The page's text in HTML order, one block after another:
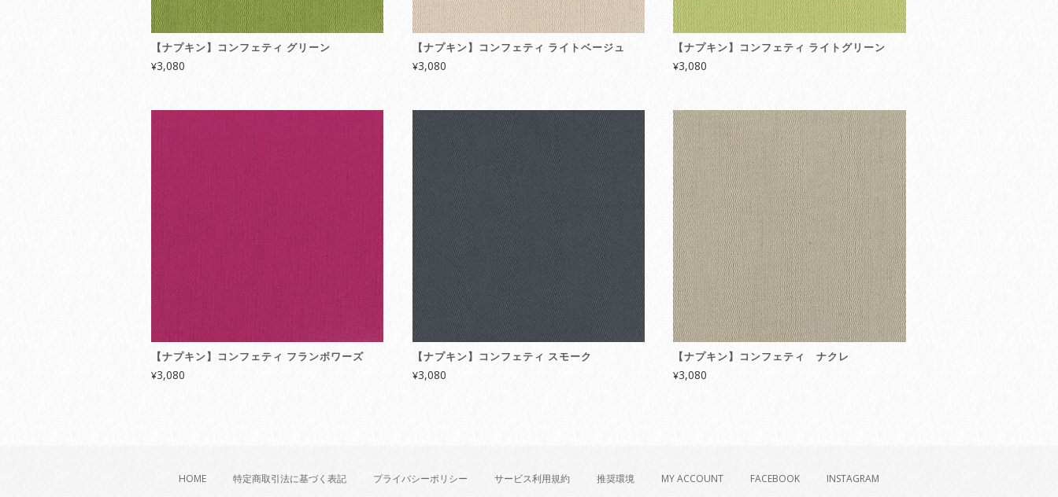
【ナプキン】コンフェティ グリーン
¥3,080
【ナプキン】コンフェティ ライトベージュ
¥3,080
【ナプキン】コンフェティ ライトグリーン
¥3,080
【ナプキン】コンフェティ フランボワーズ
¥3,080
【ナプキン】コンフェティ スモーク
¥3,080
【ナプキン】コンフェティ ナクレ
¥3,080
HOME 特定商取引法に基づく表記 プライバシーポリシー サービス利用規約 推奨環境 MY ACCOUNT FACEBOOK INSTAGRAM